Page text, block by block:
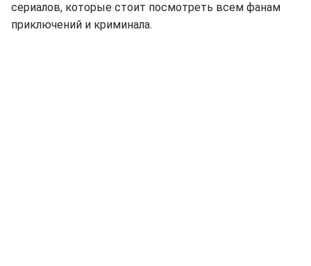
сериалов, которые стоит посмотреть всем фанам
приключений и криминала.